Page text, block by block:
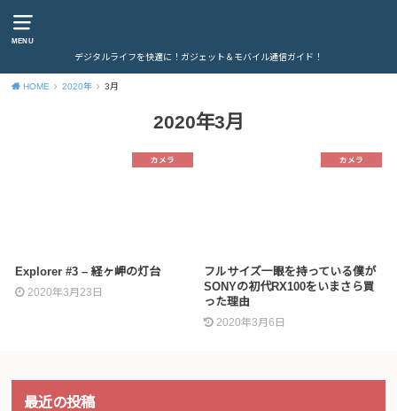
MENU
デジタルライフを快適に！ガジェット＆モバイル通信ガイド！
HOME 2020年 3月
2020年3月
カメラ
Explorer #3 – 経ヶ岬の灯台
2020年3月23日
カメラ
フルサイズ一眼を持っている僕が
SONYの初代RX100をいまさら買
った理由
2020年3月6日
最近の投稿